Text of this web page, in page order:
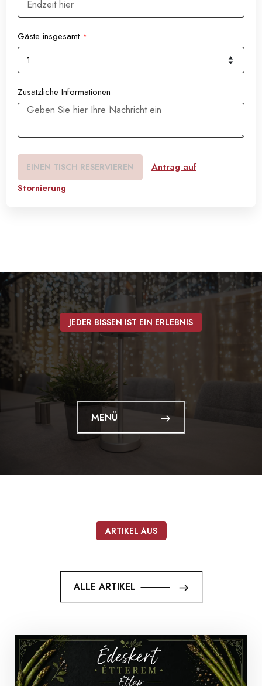
Gäste insgesamt *
Zusätzliche Informationen
EINEN TISCH RESERVIEREN
Antrag auf
Stornierung
JEDER BISSEN IST EIN ERLEBNIS
MENÜ
MENÜ
ARTIKEL AUS
ALLE ARTIKEL
ALLE ARTIKEL